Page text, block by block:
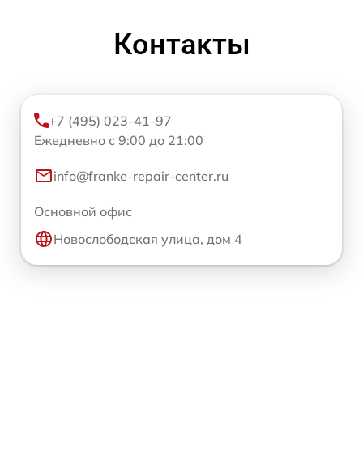
Контакты
+7 (495) 023-41-97
Ежедневно с 9:00 до 21:00
info@franke-repair-center.ru
Основной офис
Новослободская улица, дом 4